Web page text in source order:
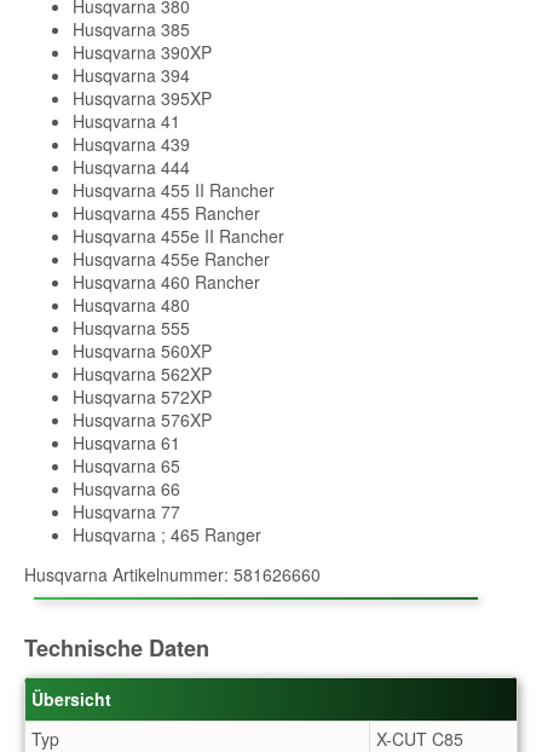
Husqvarna 380
Husqvarna 385
Husqvarna 390XP
Husqvarna 394
Husqvarna 395XP
Husqvarna 41
Husqvarna 439
Husqvarna 444
Husqvarna 455 II Rancher
Husqvarna 455 Rancher
Husqvarna 455e II Rancher
Husqvarna 455e Rancher
Husqvarna 460 Rancher
Husqvarna 480
Husqvarna 555
Husqvarna 560XP
Husqvarna 562XP
Husqvarna 572XP
Husqvarna 576XP
Husqvarna 61
Husqvarna 65
Husqvarna 66
Husqvarna 77
Husqvarna ; 465 Ranger
Husqvarna Artikelnummer: 581626660
Technische Daten
Übersicht
Typ
X-CUT C85